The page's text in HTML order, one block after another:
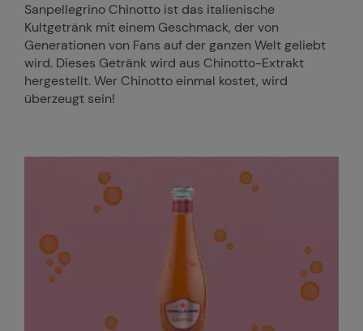
Sanpellegrino Chinotto ist das italienische
Kultgetränk mit einem Geschmack, der von
Generationen von Fans auf der ganzen Welt geliebt
wird. Dieses Getränk wird aus Chinotto-Extrakt
hergestellt. Wer Chinotto einmal kostet, wird
überzeugt sein!